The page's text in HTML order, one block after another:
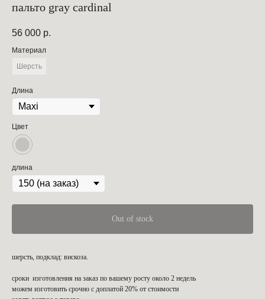
пальто gray cardinal
56 000 р.
Материал
Шерсть
Длина
Цвет
длина
Out of stock
шерсть, подклад: вискоза.
сроки изготовления на заказ по вашему росту около 2 недель
можем изготовить срочно с доплатой 20% от стоимости